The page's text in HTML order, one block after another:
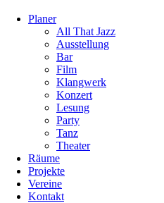
Planer
All That Jazz
Ausstellung
Bar
Film
Klangwerk
Konzert
Lesung
Party
Tanz
Theater
Räume
Projekte
Vereine
Kontakt